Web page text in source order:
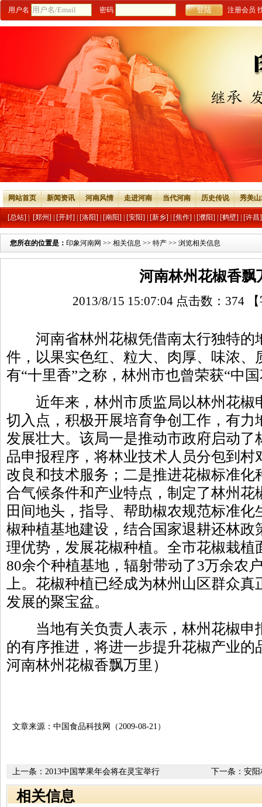
用户名 密码 注册会员
网站首页 新闻资讯 河南风情 走进河南 当代河南 历史传说 秀美
[总站] [郑州] [开封] [洛阳] [南阳] [安阳] [新乡] [焦作] [濮阳] [鹤壁] [许昌]
您所在的位置是： 印象河南网 >> 相关信息 >> 特产 >> 浏览相关信息
河南林州花椒香飘
2013/8/15 15:07:04 点击数： 374
河南省林州花椒凭借南太行独特的
件，以果实色红、粒大、肉厚、味浓、
有“十里香”之称，林州市也曾荣获“中
近年来，林州市质监局以林州花椒
切入点，积极开展培育争创工作，有力
发展壮大。该局一是推动市政府启动了
品申报程序，将林业技术人员分包到村
改良和技术服务；二是推进花椒标准化
合气候条件和产业特点，制定了林州花
田间地头，指导、帮助椒农规范标准
椒种植基地建设，结合国家退耕还林政
理优势，发展花椒种植。全市花椒栽植
80余个种植基地，辐射带动了3万余农
上。花椒种植已经成为林州山区群众
发展的聚宝盆。
当地有关负责人表示，林州花椒申
的有序推进，将进一步提升花椒产业的
河南林州花椒香飘万里）
文章来源：中国食品科技网（2009-08-21）
下一条： 安阳
上一条： 2013中国苹果年会将在灵宝举行
相关信息